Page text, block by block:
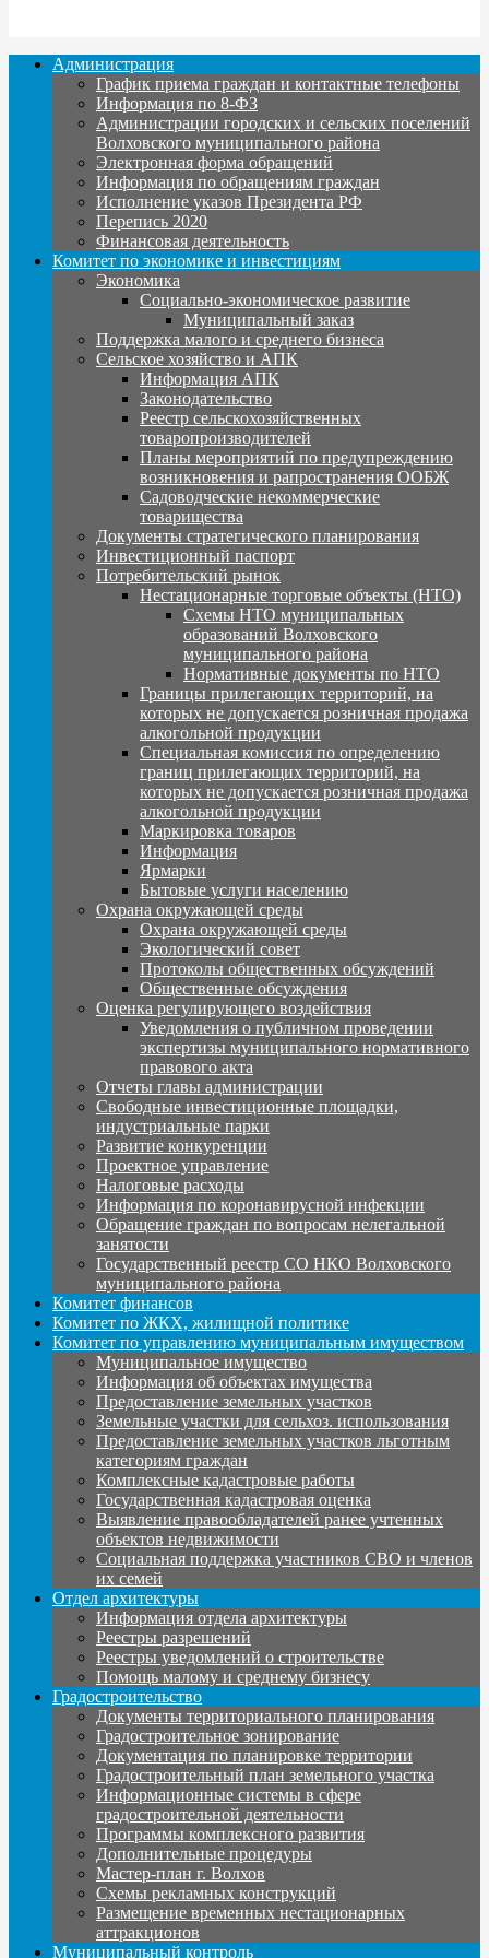
Администрация
График приема граждан и контактные телефоны
Информация по 8-ФЗ
Администрации городских и сельских поселений
Волховского муниципального района
Электронная форма обращений
Информация по обращениям граждан
Исполнение указов Президента РФ
Перепись 2020
Финансовая деятельность
Комитет по экономике и инвестициям
Экономика
Социально-экономическое развитие
Муниципальный заказ
Поддержка малого и среднего бизнеса
Сельское хозяйство и АПК
Информация АПК
Законодательство
Реестр сельскохозяйственных
товаропроизводителей
Планы мероприятий по предупреждению
возникновения и рапространения ООБЖ
Садоводческие некоммерческие
товарищества
Документы стратегического планирования
Инвестиционный паспорт
Потребительский рынок
Нестационарные торговые объекты (НТО)
Схемы НТО муниципальных
образований Волховского
муниципального района
Нормативные документы по НТО
Границы прилегающих территорий, на
которых не допускается розничная продажа
алкогольной продукции
Специальная комиссия по определению
границ прилегающих территорий, на
которых не допускается розничная продажа
алкогольной продукции
Маркировка товаров
Информация
Ярмарки
Бытовые услуги населению
Охрана окружающей среды
Охрана окружающей среды
Экологический совет
Протоколы общественных обсуждений
Общественные обсуждения
Оценка регулирующего воздействия
Уведомления о публичном проведении
экспертизы муниципального нормативного
правового акта
Отчеты главы администрации
Свободные инвестиционные площадки,
индустриальные парки
Развитие конкуренции
Проектное управление
Налоговые расходы
Информация по коронавирусной инфекции
Обращение граждан по вопросам нелегальной
занятости
Государственный реестр СО НКО Волховского
муниципального района
Комитет финансов
Комитет по ЖКХ, жилищной политике
Комитет по управлению муниципальным имуществом
Муниципальное имущество
Информация об объектах имущества
Предоставление земельных участков
Земельные участки для сельхоз. использования
Предоставление земельных участков льготным
категориям граждан
Комплексные кадастровые работы
Государственная кадастровая оценка
Выявление правообладателей ранее учтенных
объектов недвижимости
Социальная поддержка участников СВО и членов
их семей
Отдел архитектуры
Информация отдела архитектуры
Реестры разрешений
Реестры уведомлений о строительстве
Помощь малому и среднему бизнесу
Градостроительство
Документы территориального планирования
Градостроительное зонирование
Документация по планировке территории
Градостроительный план земельного участка
Информационные системы в сфере
градостроительной деятельности
Программы комплексного развития
Дополнительные процедуры
Мастер-план г. Волхов
Схемы рекламных конструкций
Размещение временных нестационарных
аттракционов
Муниципальный контроль